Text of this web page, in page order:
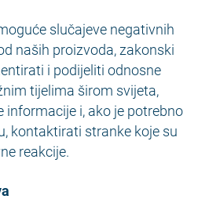
slučajeve negativnih
naših proizvoda, zakonski
i podijeliti odnosne
tijelima širom svijeta,
informacije i, ako je potrebno
kontaktirati stranke koje su
reakcije.